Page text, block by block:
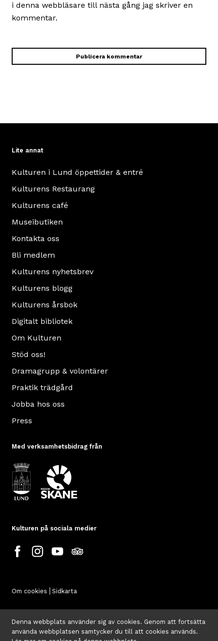
Denna webbplats använder sig av cookies. Genom att fortsätta
använda webbplatsen samtycker du till att cookies används.
i denna webbläsare till nästa gång jag skriver en
kommentar.
Lite annat
Kulturen i Lund öppettider & entré
Kulturens Restaurang
Kulturens café
Museibutiken
Kontakta oss
Bli medlem
Kulturens nyhetsbrev
Kulturens blogg
Kulturens årsbok
Digitalt bibliotek
Om Kulturen
Stöd oss!
Dramagrupp & volontärer
Praktik trädgård
Jobba hos oss
Press
Med verksamhetsbidrag från
Kulturen på sociala medier
Om cookies Sidkarta